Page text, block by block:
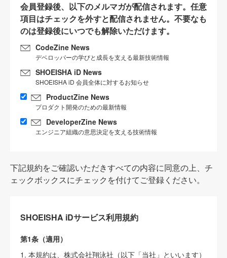
会員登録後、以下のメルマガが配信されます。任意
項目はチェックを外すと配信されません。不要なも
のは登録後にいつでも解除いただけます。
CodeZine News
デベロッパーの学びと成長を支える最新技術情報
SHOEISHA iD News
SHOEISHA iD 会員全体に対するお知らせ
ProductZine News
プロダクト開発のための最新情報
DeveloperZine News
エンジニア組織の意思決定を支える技術情報
下記規約をご確認いただきすべての内容に同意の上、チ
ェックボックスにチェックを付けてご登録ください。
SHOEISHA iDサービス利用規約
第1条（適用）
1. 本規約は、株式会社翔泳社（以下「当社」といいます）